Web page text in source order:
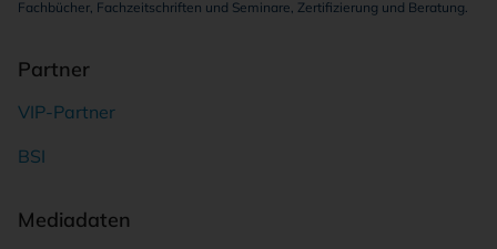
Fachbücher, Fachzeitschriften und Seminare, Zertifizierung und Beratung.
Partner
VIP-Partner
BSI
Mediadaten